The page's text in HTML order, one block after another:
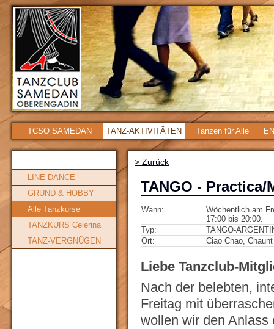
TCSO SAMEDAN TANZ-AKTIVITÄTEN Tanzen für Alle
LINE DANCE
GRUND & HOBBY
Alle Tanzkurse
TANZKURS Celerina
TANZ-VERGNÜGEN
> Zurück
TANGO -
Wann:
Wöchentlich am
17:00 bis 20:00.
Typ:
TANGO-
Ort:
Ciao Chao,
Liebe Tanzclub-
Nach der belebten,
Freitag mit
wollen wir den Anlass